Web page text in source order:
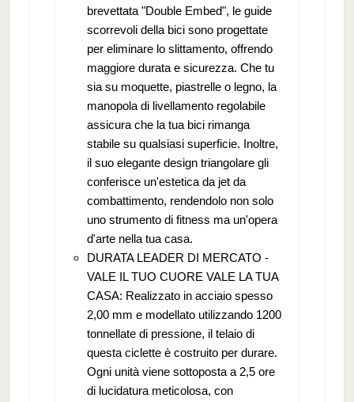
brevettata "Double Embed", le guide
scorrevoli della bici sono progettate
per eliminare lo slittamento, offrendo
maggiore durata e sicurezza. Che tu
sia su moquette, piastrelle o legno, la
manopola di livellamento regolabile
assicura che la tua bici rimanga
stabile su qualsiasi superficie. Inoltre,
il suo elegante design triangolare gli
conferisce un'estetica da jet da
combattimento, rendendolo non solo
uno strumento di fitness ma un'opera
d'arte nella tua casa.
DURATA LEADER DI MERCATO -
VALE IL TUO CUORE VALE LA TUA
CASA: Realizzato in acciaio spesso
2,00 mm e modellato utilizzando 1200
tonnellate di pressione, il telaio di
questa ciclette è costruito per durare.
Ogni unità viene sottoposta a 2,5 ore
di lucidatura meticolosa, con